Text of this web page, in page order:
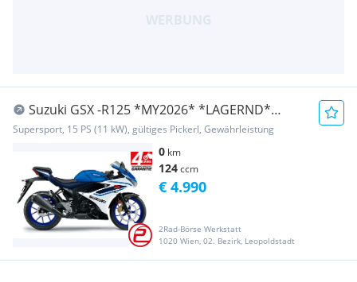
Suzuki GSX -R125 *MY2026* *LAGERND*
*4JAHRE-GARANTIE*
Supersport, 15 PS (11 kW), gültiges Pickerl, Gewährleistung
0 km
124ccm
2Rad-Börse Werkstatt
1020 Wien, 02. Bezirk, Leopoldstadt
€ 4.990